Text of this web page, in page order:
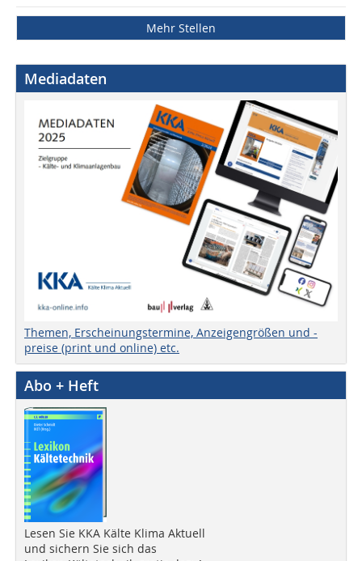
Mehr Stellen
Mediadaten
Themen, Erscheinungstermine, Anzeigengrößen und -
preise (print und online) etc.
Abo + Heft
Lesen Sie KKA Kälte Klima Aktuell
und sichern Sie sich das